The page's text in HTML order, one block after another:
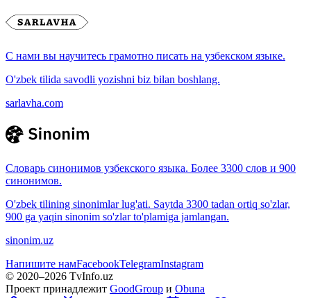
С нами вы научитесь грамотно писать на узбекском языке.
O'zbek tilida savodli yozishni biz bilan boshlang.
sarlavha.com
Словарь синонимов узбекского языка. Более 3300 слов и 900
синонимов.
O'zbek tilining sinonimlar lug'ati. Saytda 3300 tadan ortiq so'zlar,
900 ga yaqin sinonim so'zlar to'plamiga jamlangan.
sinonim.uz
Напишите намFacebookTelegramInstagram
© 2020–2026 TvInfo.uz
Проект принадлежит GoodGroup и Obuna